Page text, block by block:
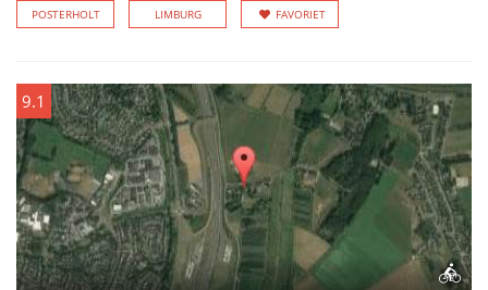
POSTERHOLT LIMBURG FAVORIET
9.1